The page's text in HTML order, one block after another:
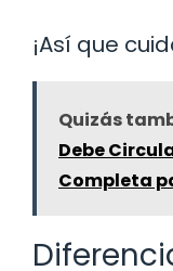
¡Así que
Quizás
Debe
Completa